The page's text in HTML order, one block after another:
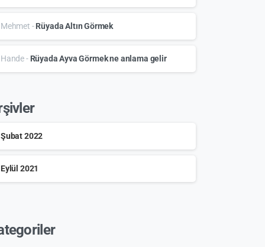
Mehmet -Rüyada Altın Görmek
Hande- Rüyada Ayva Görmek ne anlama gelir
Şubat 2022
Eylül 2021